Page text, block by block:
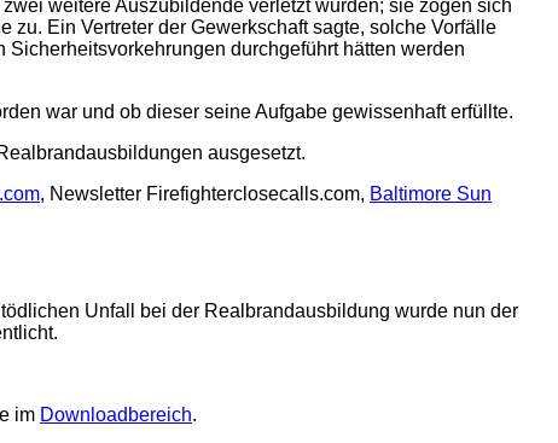
weitere Auszubildende verletzt wurden; sie zogen sich
Ein Vertreter der Gewerkschaft sagte, solche Vorfälle
durchgeführt hätten werden
war und ob dieser seine Aufgabe gewissenhaft erfüllte.
ausgesetzt.
, Newsletter Firefighterclosecalls.com, Baltimore Sun
Unfall bei der Realbrandausbildung wurde nun der
im Downloadbereich.